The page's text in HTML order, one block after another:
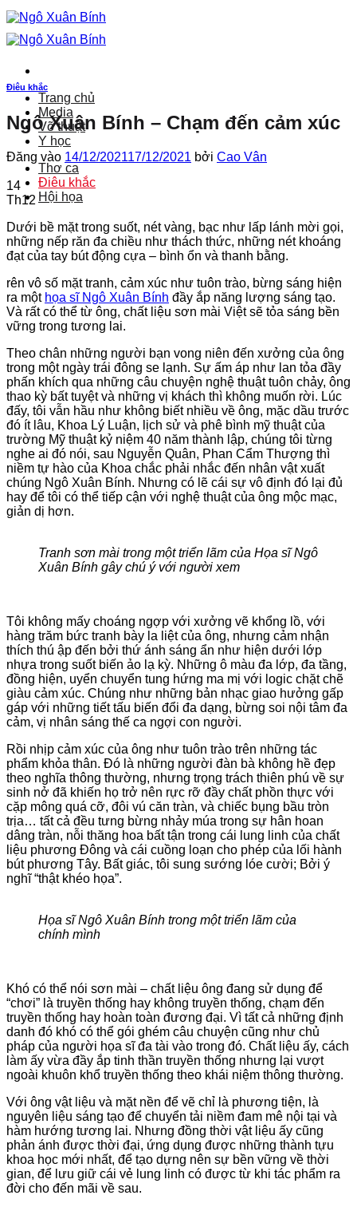
Bỏ
qua
nội
Trang chủ
Media
Võ thuật
Y học
Thơ ca
Điêu khắc
Hội họa
Điêu khắc
Ngô Xuân Bính – Chạm đến cảm xúc
Đăng vào 14/12/202117/12/2021 bởi Cao Vân
14
Th12
Dưới bề mặt trong suốt, nét vàng, bạc như lấp lánh mời gọi,
những nếp răn đa chiều như thách thức, những nét khoáng
đạt của tay bút động cựa – bình ổn và thanh bằng.
rên vô số mặt tranh, cảm xúc như tuôn trào, bừng sáng hiện
ra một họa sĩ Ngô Xuân Bính đầy ắp năng lượng sáng tạo.
Và rất có thể từ ông, chất liệu sơn mài Việt sẽ tỏa sáng bền
vững trong tương lai.
Theo chân những người bạn vong niên đến xưởng của ông
trong một ngày trái đông se lạnh. Sự ấm áp như lan tỏa đầy
phấn khích qua những câu chuyện nghệ thuật tuôn chảy, ông
thao kỳ bất tuyệt và những vị khách thì không muốn rời. Lúc
đấy, tôi vẫn hầu như không biết nhiều về ông, mặc dầu trước
đó ít lâu, Khoa Lý Luận, lịch sử và phê bình mỹ thuật của
trường Mỹ thuật kỷ niệm 40 năm thành lập, chúng tôi từng
nghe ai đó nói, sau Nguyễn Quân, Phan Cẩm Thượng thì
niềm tự hào của Khoa chắc phải nhắc đến nhân vật xuất
chúng Ngô Xuân Bính. Nhưng có lẽ cái sự vô định đó lại đủ
hay để tôi có thể tiếp cận với nghệ thuật của ông mộc mạc,
giản dị hơn.
Tranh sơn mài trong một triển lãm của Họa sĩ Ngô
Xuân Bính gây chú ý với người xem
Tôi không mấy choáng ngợp với xưởng vẽ khổng lồ, với
hàng trăm bức tranh bày la liệt của ông, nhưng cảm nhận
thích thú ập đến bởi thứ ánh sáng ẩn như hiện dưới lớp
nhựa trong suốt biến ảo lạ kỳ. Những ô màu đa lớp, đa tầng,
đồng hiện, uyển chuyển tung hứng ma mị với logic chặt chẽ
giàu cảm xúc. Chúng như những bản nhạc giao hưởng gấp
gáp với những tiết tấu biến đổi đa dạng, bừng soi nội tâm đa
cảm, vị nhân sáng thế ca ngợi con người.
Rồi nhịp cảm xúc của ông như tuôn trào trên những tác
phẩm khỏa thân. Đó là những người đàn bà không hề đẹp
theo nghĩa thông thường, nhưng trọng trách thiên phú về sự
sinh nở đã khiến họ trở nên rực rỡ đầy chất phồn thực với
cặp mông quá cỡ, đôi vú căn tràn, và chiếc bụng bầu tròn
trịa… tất cả đều tưng bừng nhảy múa trong sự hân hoan
dâng tràn, nỗi thăng hoa bất tận trong cái lung linh của chất
liệu phương Đông và cái cuồng loạn cho phép của lối hành
bút phương Tây. Bất giác, tôi sung sướng lóe cười; Bởi ý
nghĩ “thật khéo họa”.
Họa sĩ Ngô Xuân Bính trong một triển lãm của
chính mình
Khó có thể nói sơn mài – chất liệu ông đang sử dụng để
“chơi” là truyền thống hay không truyền thống, chạm đến
truyền thống hay hoàn toàn đương đại. Vì tất cả những định
danh đó khó có thể gói ghém câu chuyện cũng như chủ
pháp của người họa sĩ đa tài vào trong đó. Chất liệu ấy, cách
làm ấy vừa đầy ắp tinh thần truyền thống nhưng lại vượt
ngoài khuôn khổ truyền thống theo khái niệm thông thường.
Với ông vật liệu và mặt nền để vẽ chỉ là phương tiện, là
nguyên liệu sáng tạo để chuyển tải niềm đam mê nội tại và
hàm hướng tương lai. Nhưng đồng thời vật liệu ấy cũng
phản ánh được thời đại, ứng dụng được những thành tựu
khoa học mới nhất, để tạo dựng nên sự bền vững về thời
gian, để lưu giữ cái vẻ lung linh có được từ khi tác phẩm ra
đời cho đến mãi về sau.